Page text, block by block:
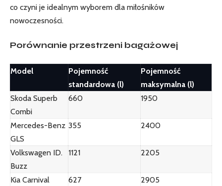
co czyni je idealnym wyborem dla miłośników
nowoczesności.
Porównanie przestrzeni bagażowej
Model
Pojemność
standardowa (l)
Pojemność
maksymalna (l)
Skoda Superb
Combi
660 1950
Mercedes-Benz
GLS
355 2400
Volkswagen ID.
Buzz
1121 2205
Kia Carnival 627
2905